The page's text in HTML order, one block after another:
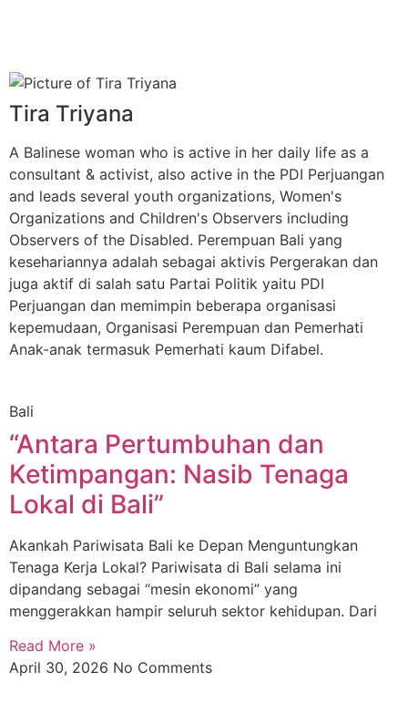
Tira Triyana
A Balinese woman who is active in her daily life as a
consultant & activist, also active in the PDI Perjuangan
and leads several youth organizations, Women's
Organizations and Children's Observers including
Observers of the Disabled. Perempuan Bali yang
kesehariannya adalah sebagai aktivis Pergerakan dan
juga aktif di salah satu Partai Politik yaitu PDI
Perjuangan dan memimpin beberapa organisasi
kepemudaan, Organisasi Perempuan dan Pemerhati
Anak-anak termasuk Pemerhati kaum Difabel.
Bali
“Antara Pertumbuhan dan
Ketimpangan: Nasib Tenaga
Lokal di Bali”
Akankah Pariwisata Bali ke Depan Menguntungkan
Tenaga Kerja Lokal? Pariwisata di Bali selama ini
dipandang sebagai “mesin ekonomi” yang
menggerakkan hampir seluruh sektor kehidupan. Dari
Read More »
April 30, 2026 No Comments